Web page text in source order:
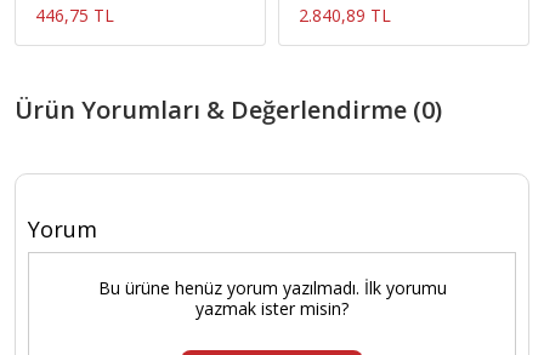
446,75 TL 2.840,89 TL
Ürün Yorumları & Değerlendirme (0)
Yorum
Bu ürüne henüz yorum yazılmadı. İlk yorumu
yazmak ister misin?